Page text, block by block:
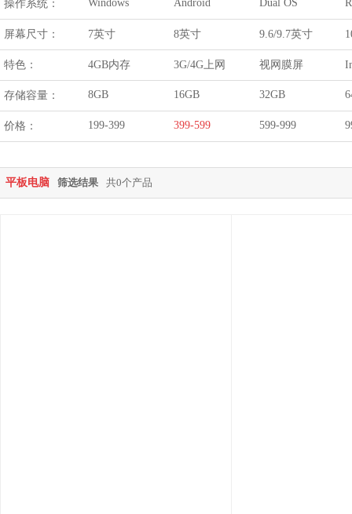
操作系统： Windows Android Dual OS
屏幕尺寸： 7英寸 8英寸 9.6/9.7英寸
特色： 4GB内存 3G/4G上网 视网膜屏
存储容量： 8GB 16GB 32GB
价格： 199-399 399-599 599-999
平板电脑 筛选结果 共0个产品